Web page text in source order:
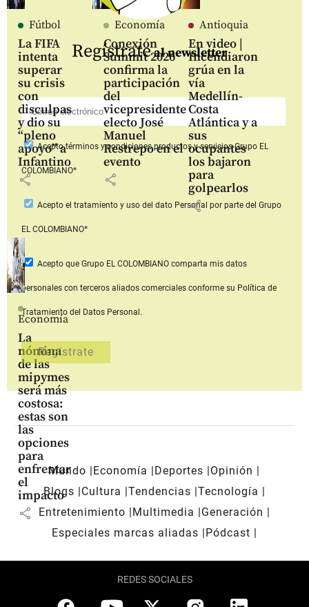
Fútbol
La FIFA
intenta
superar
su crisis
con
disculpas
y dio su
“pleno
apoyo” a
Infantino
share
Economía
Conexión
Summit 2026
confirma la
participación
del
vicepresidente
electo José
Manuel
Restrepo en el
evento
share
Antioquia
En video |
Incendiaron
grúa en la
vía
Medellín-
Costa
Atlántica y a
sus
ocupantes
los bajaron
para
golpearlos
share
Economía
La
nómina
de las
mipymes
será más
costosa:
estas son
las
opciones
para
enfrentar
el
impacto
share
Regístrateal newsletter
Aceptotérminos y condiciones productos y serviciosGrupo EL
COLOMBIANO*
Acepto el tratamiento y uso del dato Personal por parte del Grupo
EL COLOMBIANO*
Acepto que Grupo EL COLOMBIANOcomparta mis datos
personales con terceros aliados comerciales conforme su Política de
Tratamiento del Datos Personal.
Mundo Economía Deportes
Opinión
Blogs
Cultura Tendencias Tecnología
Entretenimiento
Multimedia
Generación
Especiales marcas aliadas
Pódcast
REDES SOCIALES